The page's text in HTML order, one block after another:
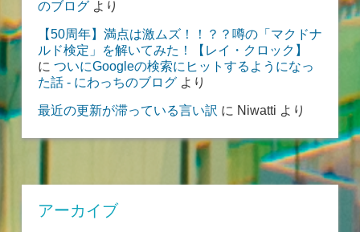
のブログより
【50周年】満点は激ムズ！！？？噂の「マクドナ
ルド検定」を解いてみた！【レイ・クロック】
に ついにGoogleの検索にヒットするようになっ
た話 - にわっちのブログより
最近の更新が滞っている言い訳 に Niwatti より
アーカイブ